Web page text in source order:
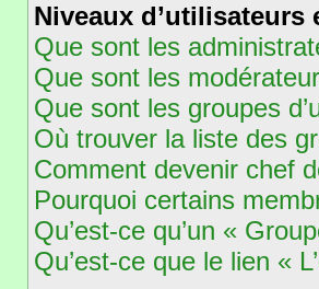
Niveaux d’utilisateurs
Que sont les
Que sont les
Que sont les groupes
Où trouver la liste des
Comment devenir chef
Pourquoi certains
Qu’est-ce qu’un «
Qu’est-ce que le lien «